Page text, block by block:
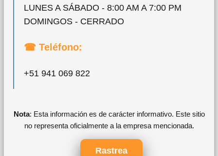
LUNES A SÁBADO - 8:00 AM A 7:00 PM
DOMINGOS - CERRADO
☎ Teléfono:
+51 941 069 822
Nota: Esta información es de carácter informativo. Este sitio
no representa oficialmente a la empresa mencionada.
Rastrea